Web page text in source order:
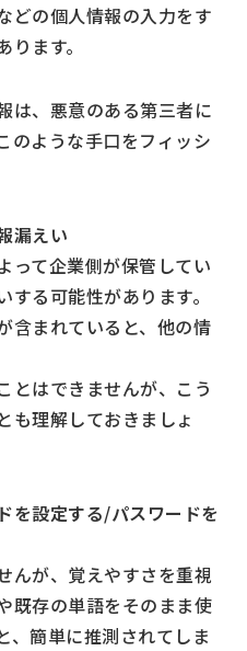
どの個人情報の入力をす
ます。
は、悪意のある第三者に
のような手口をフィッシ
漏えい
って企業側が保管してい
る可能性があります。
含まれていると、他の情
とはできませんが、こう
も理解しておきましょ
を設定する/パスワードを
んが、覚えやすさを重視
既存の単語をそのまま使
、簡単に推測されてしま